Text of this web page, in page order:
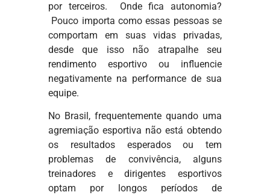
por terceiros. Onde fica autonomia?
Pouco importa como essas pessoas se
comportam em suas vidas privadas,
desde que isso não atrapalhe seu
rendimento esportivo ou influencie
negativamente na performance de sua
equipe.
No Brasil, frequentemente quando uma
agremiação esportiva não está obtendo
os resultados esperados ou tem
problemas de convivência, alguns
treinadores e dirigentes esportivos
optam por longos períodos de